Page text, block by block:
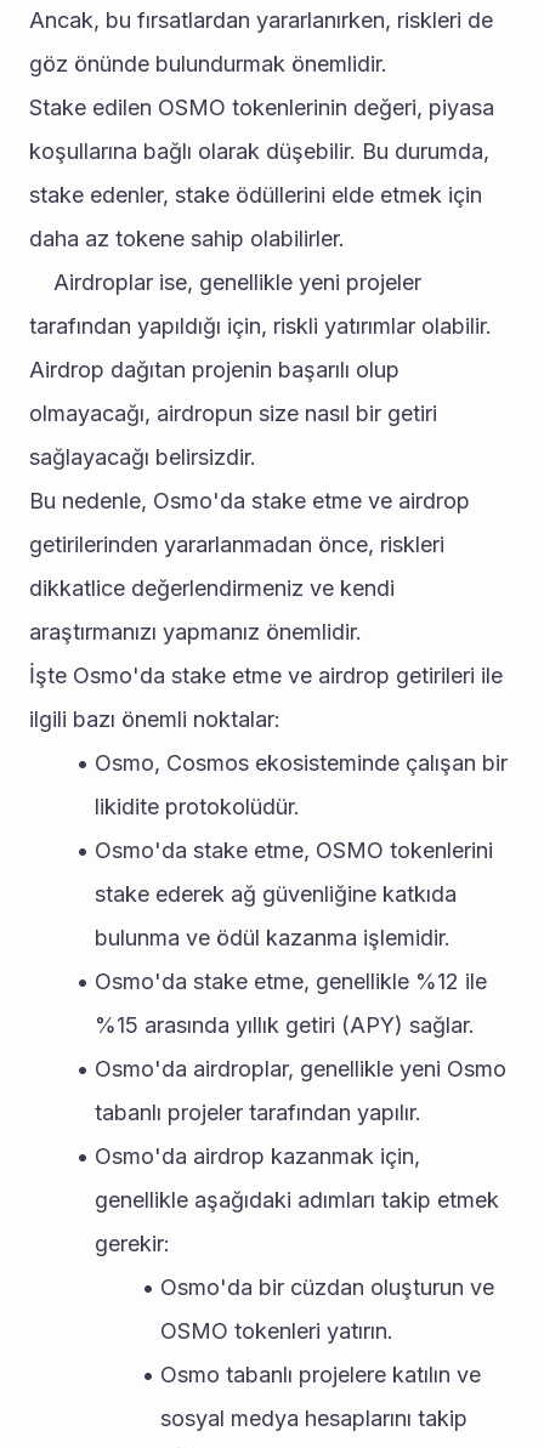
Ancak, bu fırsatlardan yararlanırken, riskleri de
göz önünde bulundurmak önemlidir.
Stake edilen OSMO tokenlerinin değeri, piyasa
koşullarına bağlı olarak düşebilir. Bu durumda,
stake edenler, stake ödüllerini elde etmek için
daha az tokene sahip olabilirler.
tarafından yapıldığı için, riskli yatırımlar olabilir.
Airdrop dağıtan projenin başarılı olup
olmayacağı, airdropun size nasıl bir getiri
sağlayacağı belirsizdir.
Bu nedenle, Osmo'da stake etme ve airdrop
getirilerinden yararlanmadan önce, riskleri
dikkatlice değerlendirmeniz ve kendi
araştırmanızı yapmanız önemlidir.
İşte Osmo'da stake etme ve airdrop getirileri ile
ilgili bazı önemli noktalar:
Osmo, Cosmos ekosisteminde çalışan bir
likidite protokolüdür.
Osmo'da stake etme, OSMO tokenlerini
stake ederek ağ güvenliğine katkıda
bulunma ve ödül kazanma işlemidir.
Osmo'da stake etme, genellikle %12 ile
%15 arasında yıllık getiri (APY) sağlar.
Osmo'da airdroplar, genellikle yeni Osmo
tabanlı projeler tarafından yapılır.
Osmo'da airdrop kazanmak için,
genellikle aşağıdaki adımları takip etmek
gerekir:
Osmo'da bir cüzdan oluşturun ve
OSMO tokenleri yatırın.
Osmo tabanlı projelere katılın ve
sosyal medya hesaplarını takip